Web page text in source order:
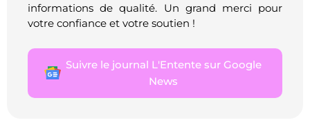
informations de qualité. Un grand merci pour
votre confiance et votre soutien !
Suivre le journal L'Entente sur Google
News